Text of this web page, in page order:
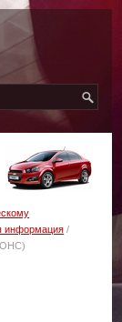
информация /